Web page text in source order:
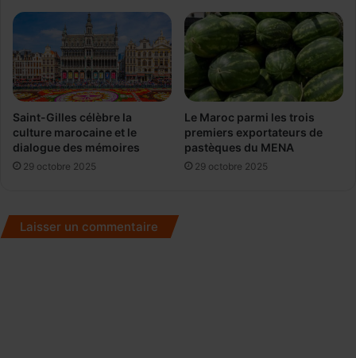
f
v
r
i
r
Saint-Gilles célèbre la
culture marocaine et le
dialogue des mémoires
29 octobre 2025
Le Maroc parmi les trois
premiers exportateurs de
pastèques du MENA
29 octobre 2025
Laisser un commentaire